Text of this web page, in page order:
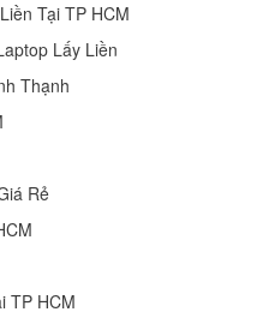
Tại TP HCM
Lấy Liền
Thạnh
Rẻ
TP HCM